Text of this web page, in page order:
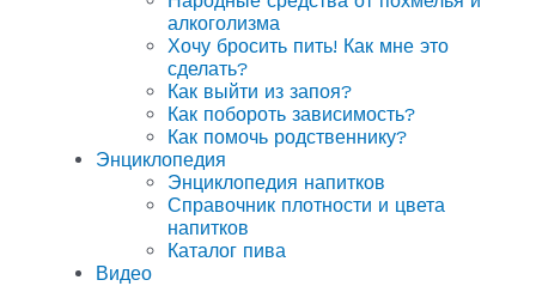
алкоголизма
Хочу бросить пить! Как мне это
сделать?
Как выйти из запоя?
Как побороть зависимость?
Как помочь родственнику?
Энциклопедия
Энциклопедия напитков
Справочник плотности и цвета
напитков
Каталог пива
Видео